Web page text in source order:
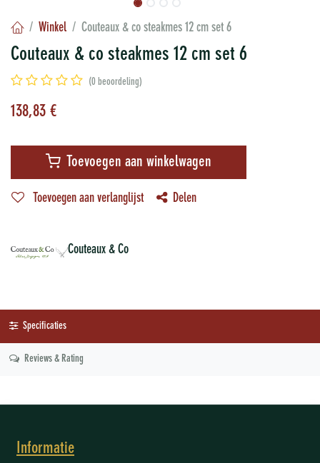
Winkel Couteaux & co steakmes 12 cm set 6
Couteaux & co steakmes 12 cm set 6
(0 beoordeling)
138,83 €
Toevoegen aan winkelwagen
Toevoegen aan verlanglijst Delen
Couteaux & Co
Specificaties
Reviews & Rating
Informatie